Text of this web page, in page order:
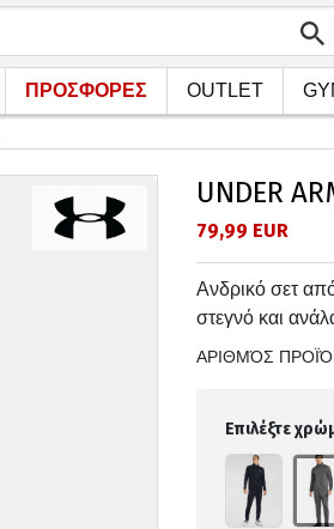
ΠΡΟΣΦΟΡΕΣ OUTLET
UNDER
79,99 EUR
Ανδρικό σετ
στεγνό και
ΑΡΙΘΜΌΣ
Επιλέξτε